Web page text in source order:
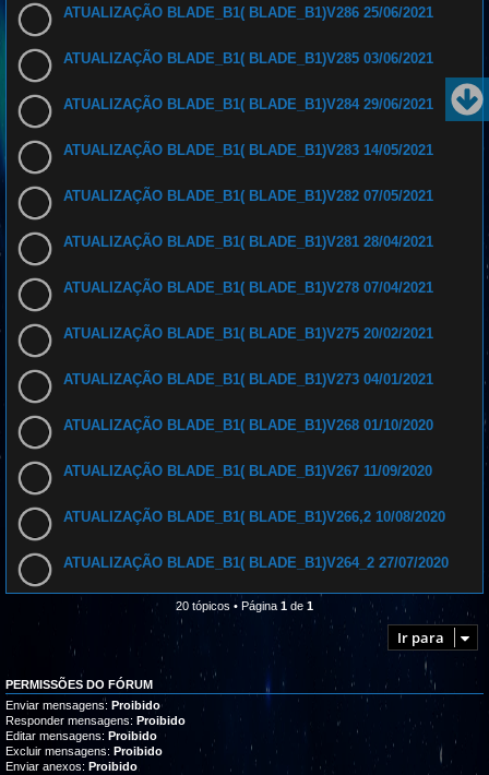
ATUALIZAÇÃO BLADE_B1( BLADE_B1)V286 25/06/2021
ATUALIZAÇÃO BLADE_B1( BLADE_B1)V285 03/06/2021
ATUALIZAÇÃO BLADE_B1( BLADE_B1)V284 29/06/2021
ATUALIZAÇÃO BLADE_B1( BLADE_B1)V283 14/05/2021
ATUALIZAÇÃO BLADE_B1( BLADE_B1)V282 07/05/2021
ATUALIZAÇÃO BLADE_B1( BLADE_B1)V281 28/04/2021
ATUALIZAÇÃO BLADE_B1( BLADE_B1)V278 07/04/2021
ATUALIZAÇÃO BLADE_B1( BLADE_B1)V275 20/02/2021
ATUALIZAÇÃO BLADE_B1( BLADE_B1)V273 04/01/2021
ATUALIZAÇÃO BLADE_B1( BLADE_B1)V268 01/10/2020
ATUALIZAÇÃO BLADE_B1( BLADE_B1)V267 11/09/2020
ATUALIZAÇÃO BLADE_B1( BLADE_B1)V266,2 10/08/2020
ATUALIZAÇÃO BLADE_B1( BLADE_B1)V264_2 27/07/2020
20 tópicos • Página 1 de 1
Ir para
PERMISSÕES DO FÓRUM
Enviar mensagens: Proibido
Responder mensagens: Proibido
Editar mensagens: Proibido
Excluir mensagens: Proibido
Enviar anexos: Proibido